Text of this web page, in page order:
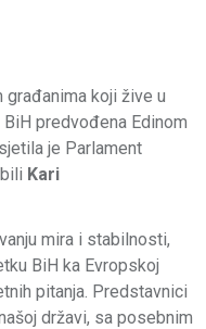
koji žive u
predvođena Edinom
je Parlament
Kari
mira i stabilnosti,
BiH ka Evropskoj
pitanja. Predstavnici
državi, sa posebnim